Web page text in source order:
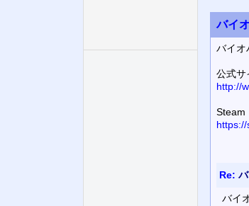
バイ
バイオ
公式サ
http://
Steam
Re:
バイ